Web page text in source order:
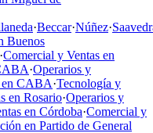
·Beccar·Núñez·
Buenos
·Comercial y Ventas en
·Operarios y
CABA·Tecnología y
en Rosario·Operarios y
en Córdoba·Comercial y
en Partido de General